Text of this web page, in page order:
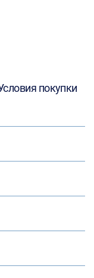
покупки